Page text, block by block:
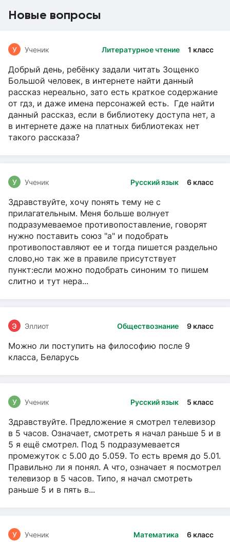
Новые вопросы
Литературное чтение 1 класс
У Ученик
Добрый день, ребёнку задали читать Зощенко
Большой человек, в интернете найти данный
рассказ нереально, зато есть краткое содержание
от гдз, и даже имена персонажей есть. Где найти
данный рассказ, если в библиотеку доступа нет, а
в интернете даже на платных библиотеках нет
такого рассказа?
Русский язык 6 класс
У Ученик
Здравствуйте, хочу понять тему не с
прилагательным. Меня больше волнует
подразумеваемое противопоставление, говорят
нужно поставить союз "а" и подобрать
противопоставляют ее и тогда пишется раздельно
слово,но так же в правиле присутствует
пункт:если можно подобрать синоним то пишем
слитно и тут нера...
Обществознание 9 класс
Э Эллиот
Можно ли поступить на философию после 9
класса, Беларусь
Русский язык 5 класс
У Ученик
Здравствуйте. Предложение я смотрел телевизор
в 5 часов. Означает, смотреть я начал раньше 5 и в
5 я ещё смотрел. Под 5 подразумевается
промежуток с 5.00 до 5.059. То есть время до 5.01.
Правильно ли я понял. А что, означает я посмотрел
телевизор в 5 часов. Типо, я начал смотреть
раньше 5 и в пять в...
Математика 6 класс
У Ученик